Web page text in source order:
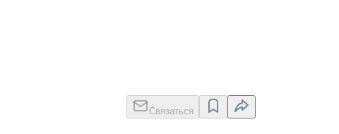
Связаться